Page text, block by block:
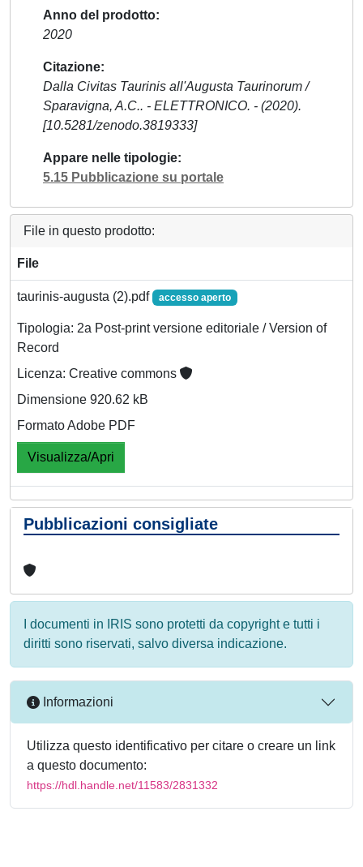
Anno del prodotto
2020
Citazione
Dalla Civitas Taurinis all'Augusta Taurinorum /
Sparavigna, A.C.. - ELETTRONICO. - (2020).
[10.5281/zenodo.3819333]
Appare nelle tipologie
5.15 Pubblicazione su portale
File in questo prodotto:
File
taurinis-augusta (2).pdf accesso aperto
Tipologia: 2a Post-print versione editoriale / Version of
Record
Licenza: Creative commons
Dimensione 920.62 kB
Formato Adobe PDF
Visualizza/Apri
Pubblicazioni consigliate
I documenti in IRIS sono protetti da copyright e tutti i
diritti sono riservati, salvo diversa indicazione.
Informazioni
Utilizza questo identificativo per citare o creare un link
a questo documento:
https://hdl.handle.net/11583/2831332